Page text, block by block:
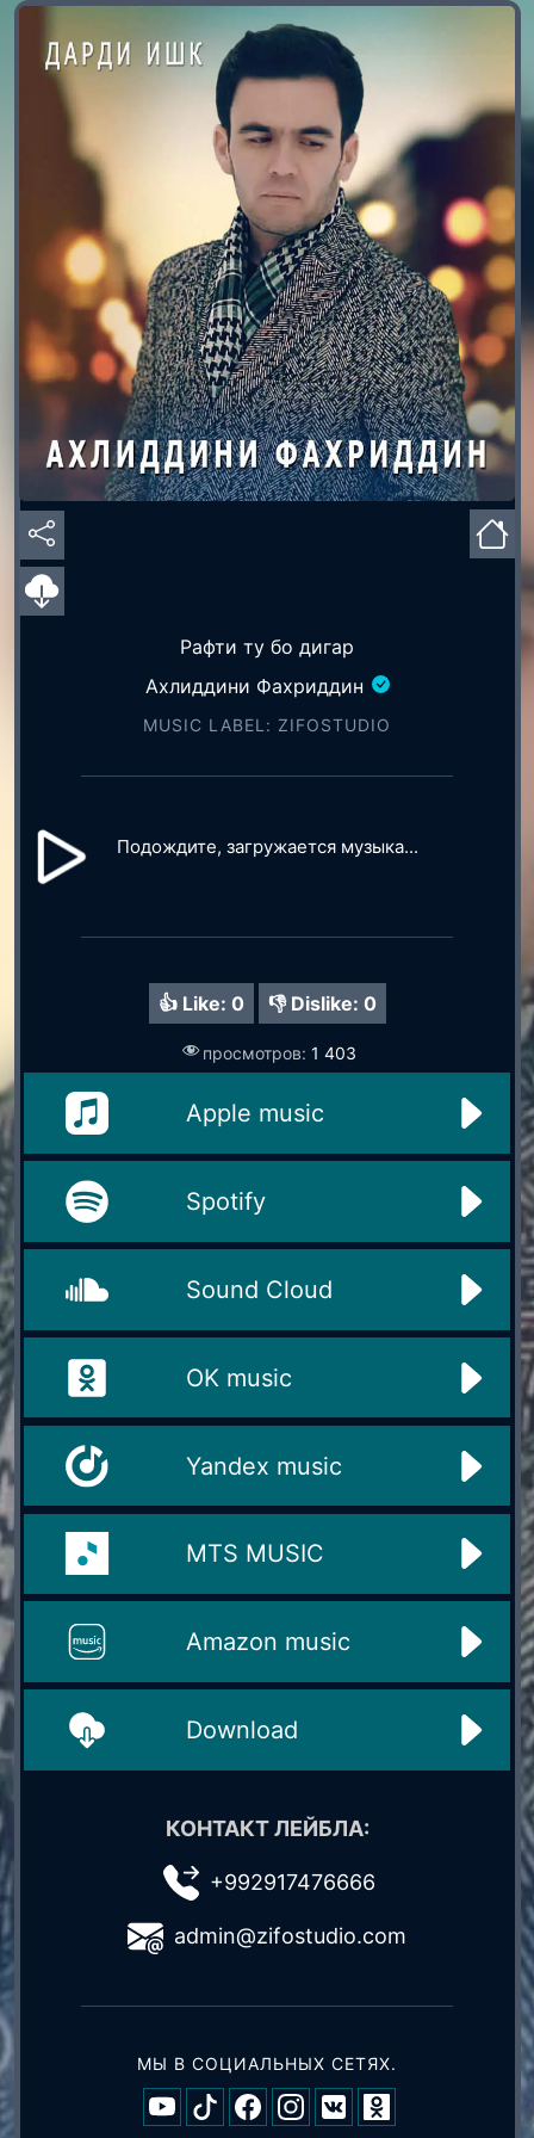
Рафти ту бо дигар
Ахлиддини Фахриддин
MUSIC LABEL: ZIFOSTUDIO
Подождите, загружается музыка...
👍 Like: 0 👎 Dislike: 0
просмотров: 1 403
Apple music
Spotify
Sound Cloud
OK music
Yandex music
MTS MUSIC
Amazon music
Download
КОНТАКТ ЛЕЙБЛА:
+992917476666
admin@zifostudio.com
МЫ В СОЦИАЛЬНЫХ СЕТЯХ.